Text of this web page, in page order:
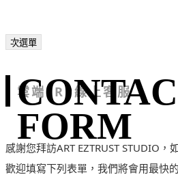
次選單
FORM
雲端ERP線上客服
感謝您拜訪ART EZTRUST STUDIO，
歡迎填寫下列表單，我們將會用最快